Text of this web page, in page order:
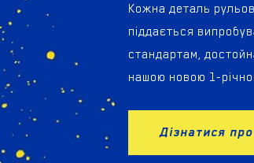
Кожна деталь
піддається
стандартам,
нашою новою 1-
Дізнатися